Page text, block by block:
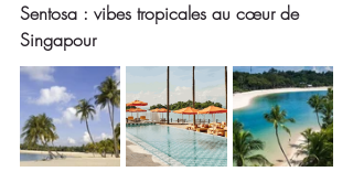
Sentosa : vibes tropicales au cœur de
Singapour